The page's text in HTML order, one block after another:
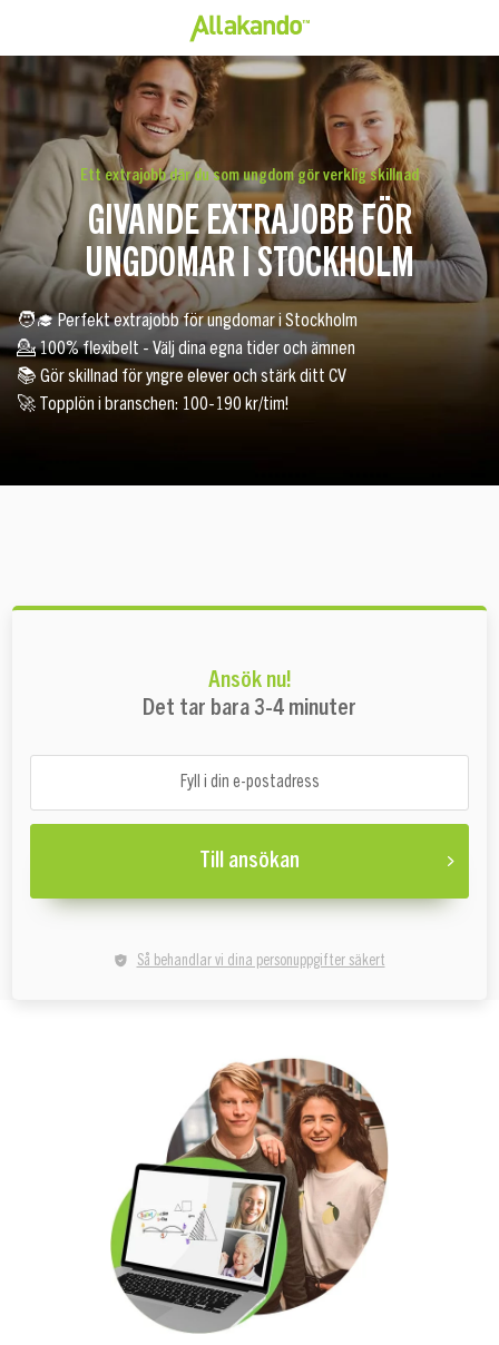
Ett extrajobb där du som ungdom gör verklig skillnad
GIVANDE EXTRAJOBB FÖR
UNGDOMAR I STOCKHOLM
🧑‍🎓 Perfekt extrajobb för ungdomar i Stockholm
💁 100% flexibelt - Välj dina egna tider och ämnen
📚 Gör skillnad för yngre elever och stärk ditt CV
🚀 Topplön i branschen: 100-190 kr/tim!
Ansök nu!
Det tar bara 3-4 minuter
Till ansökan
Så behandlar vi dina personuppgifter säkert